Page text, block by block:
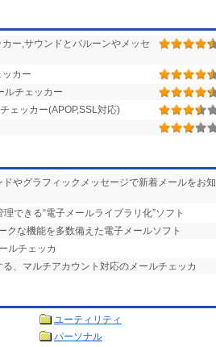
ー,サウンドとバルーンやメッセ
カー
ルチェッカー
ェッカー(APOP,SSL対応)
やグラフィックメッセージで新着メールをお知
できる“電子メールライブラリ化”ソフト
クな機能を多数備えた電子メールソフト
ルチェッカ
、マルチアカウント対応のメールチェッカ
ユーティリティ
パーソナル